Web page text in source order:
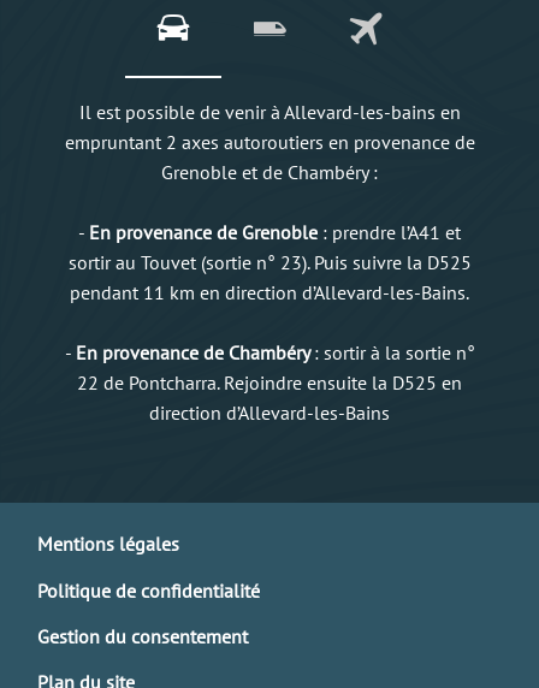
Il est possible de venir à Allevard-les-bains en
empruntant 2 axes autoroutiers en provenance de
Grenoble et de Chambéry :
- En provenance de Grenoble : prendre l’A41 et
sortir au Touvet (sortie n° 23). Puis suivre la D525
pendant 11 km en direction d’Allevard-les-Bains.
- En provenance de Chambéry: sortir à la sortie n°
22 de Pontcharra. Rejoindre ensuite la D525 en
direction d’Allevard-les-Bains
Mentions légales
Politique de confidentialité
Gestion du consentement
Plan du site